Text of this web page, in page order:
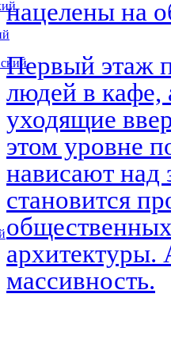
нацелены на
Первый этаж
людей в кафе,
уходящие
этом уровне
нависают над
становится
архитектуры.
массивность.